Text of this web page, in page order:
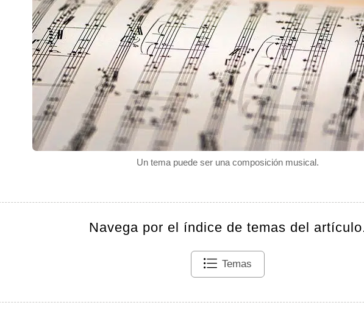
Un tema puede ser una composición musical.
Navega por el índice de temas del
Temas